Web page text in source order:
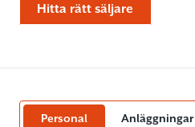
Hitta rätt säljare
Personal Anläggningar